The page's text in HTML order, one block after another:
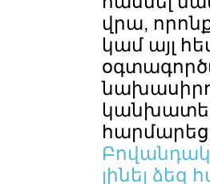
վրա,
կամ այլ
լինել ձեզ